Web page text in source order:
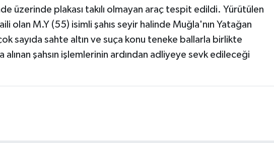
üzerinde plakası takılı olmayan araç tespit edildi. Yürütülen
olan M.Y (55) isimli şahıs seyir halinde Muğla'nın Yatağan
sayıda sahte altın ve suça konu teneke ballarla birlikte
alınan şahsın işlemlerinin ardından adliyeye sevk edileceği